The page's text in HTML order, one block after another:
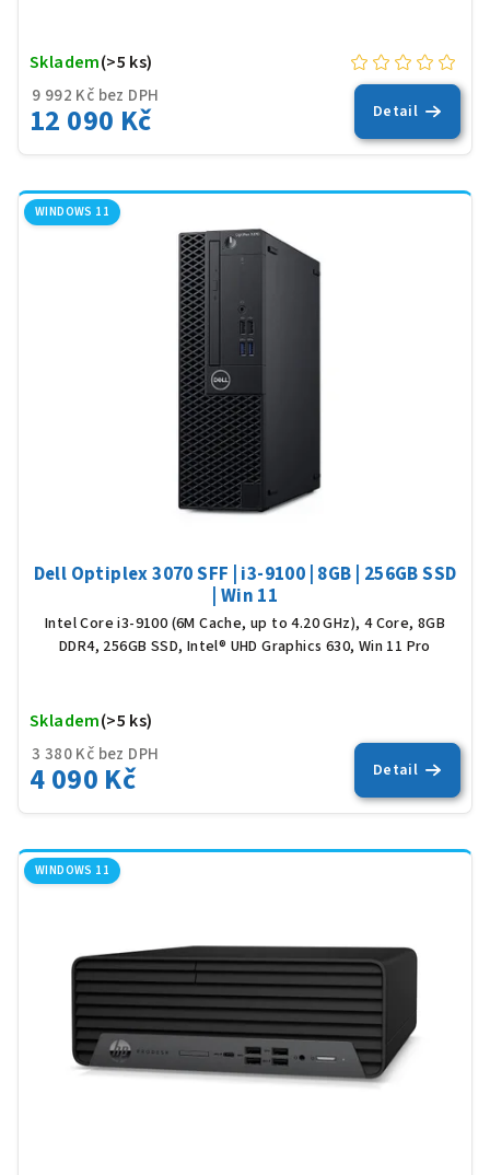
9 992 Kč bez DPH
12 090 Kč
Skladem(>5 ks)
Detail
WINDOWS 11
Dell Optiplex 3070 SFF | i3-9100 | 8GB | 256GB SSD
| Win 11
Intel Core i3-9100 (6M Cache, up to 4.20 GHz), 4 Core, 8GB
DDR4, 256GB SSD, Intel® UHD Graphics 630, Win 11 Pro
3 380 Kč bez DPH
4 090 Kč
Skladem(>5 ks)
je
5,0
5
Detail
WINDOWS 11